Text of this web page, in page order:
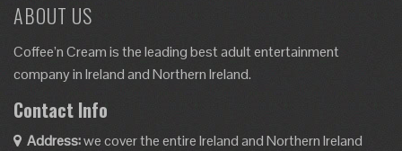
ABOUT US
Coffee’n Cream is the leading best adult entertainment
company in Ireland and Northern Ireland.
Contact Info
Address:we cover the entire Ireland and Northern Ireland